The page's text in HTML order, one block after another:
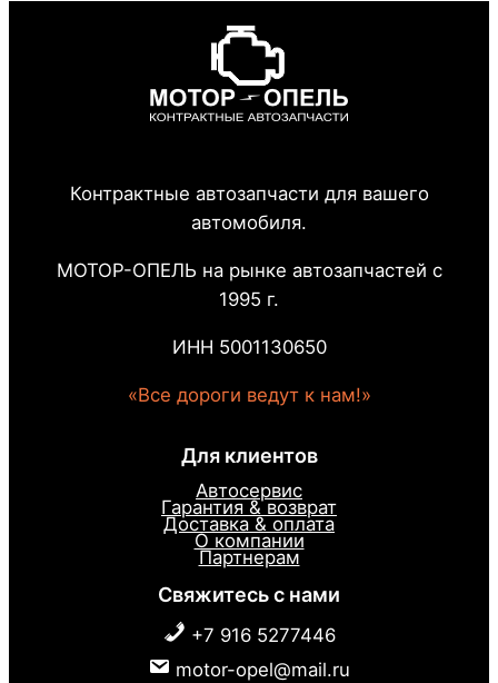
Контрактные автозапчасти для вашего
автомобиля.
МОТОР-ОПЕЛЬ на рынке автозапчастей с
1995 г.
ИНН 5001130650
«Все дороги ведут к нам!»
Для клиентов
Автосервис
Гарантия & возврат
Доставка & оплата
О компании
Партнерам
Свяжитесь с нами
+7 916 5277446
motor-opel@mail.ru